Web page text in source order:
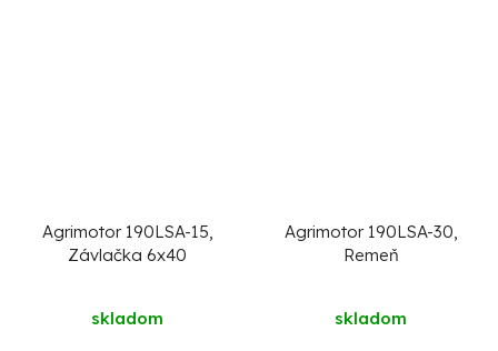
Agrimotor 190LSA-15,
Závlačka 6x40
skladom
Agrimotor 190LSA-30,
Remeň
skladom